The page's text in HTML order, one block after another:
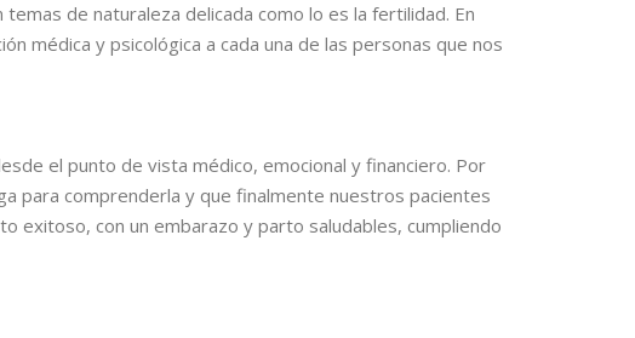
de naturaleza delicada como lo es la fertilidad. En
médica y psicológica a cada una de las personas que nos
el punto de vista médico, emocional y financiero. Por
para comprenderla y que finalmente nuestros pacientes
exitoso, con un embarazo y parto saludables, cumpliendo